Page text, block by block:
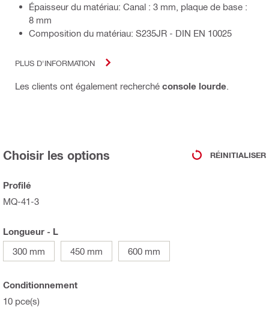
Épaisseur du matériau: Canal : 3 mm, plaque de base :
8 mm
Composition du matériau: S235JR - DIN EN 10025
PLUS D'INFORMATION
Les clients ont également recherché console lourde
Choisir les options RÉINITIALISER
Profilé
MQ-41-3
Longueur - L
300 mm
450 mm 600 mm
Conditionnement
10 pce(s)